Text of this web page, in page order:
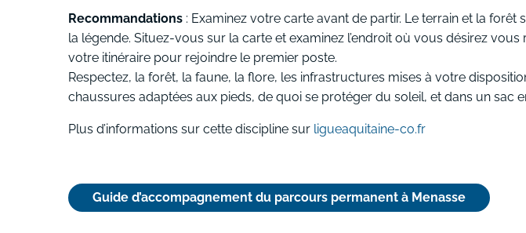
Recommandations : Examinez votre carte avant de partir. Le terrain et la
la légende. Situez-vous sur la carte et examinez l’endroit où vous désirez
votre itinéraire pour rejoindre le premier poste.
Respectez, la forêt, la faune, la flore, les infrastructures mises à votre
chaussures adaptées aux pieds, de quoi se protéger du soleil, et dans un sac
Plus d’informations sur cette discipline sur ligueaquitaine-co.fr
Guide d’accompagnement du parcours permanent à Menasse